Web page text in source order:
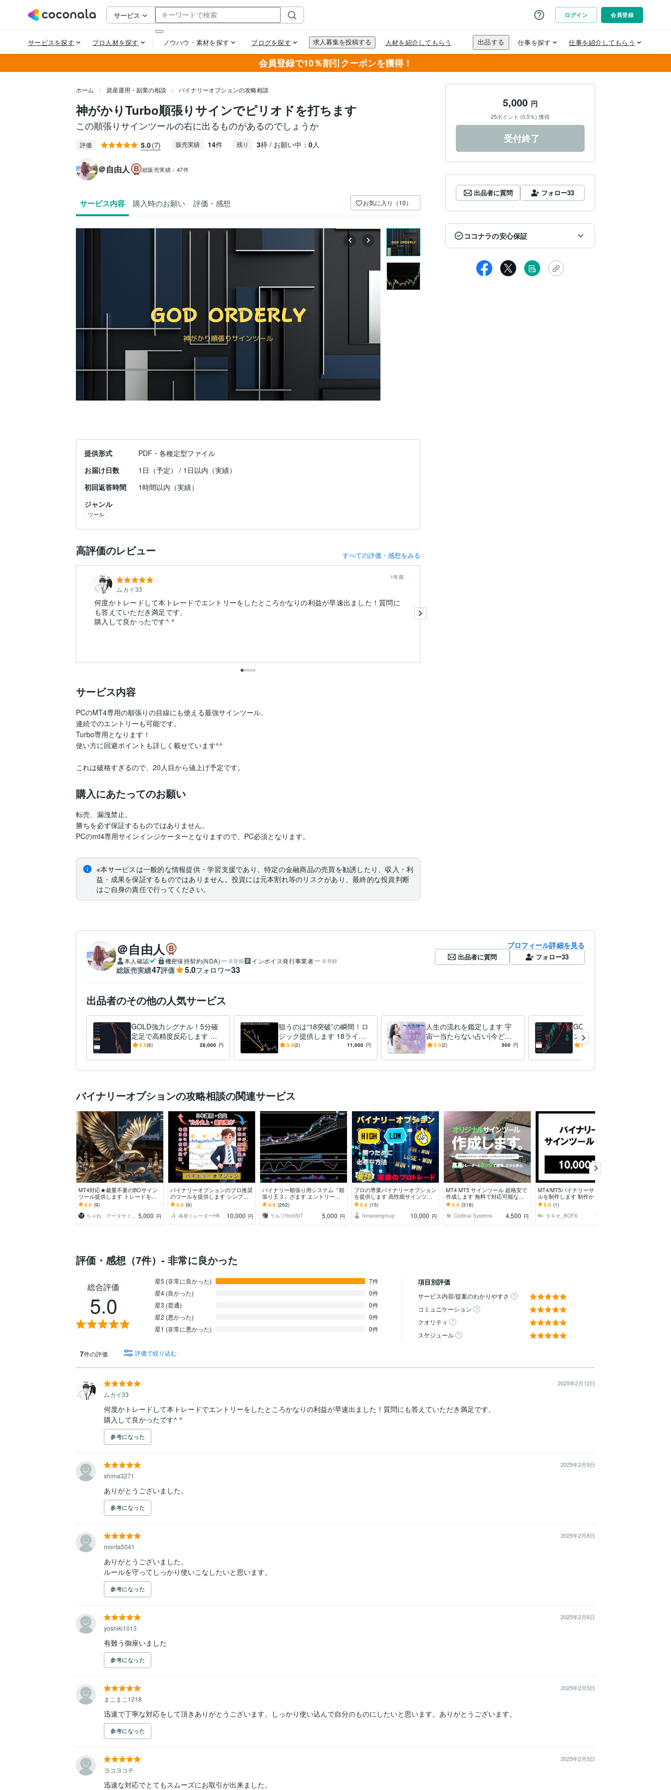
会員登録で10％割引クーポンを獲得！
ホーム 資産運用・副業の相談 バイナリーオプションの攻略相談
神がかりTurbo順張りサインでピリオドを打ちます
この順張りサインツールの右に出るものがあるのでしょうか
評価 5.0(7) 販売実績 14件 残り 3枠 / お願い中： 0人
＠自由人 総販売実績： 47件
サービス内容 購入時のお願い 評価・感想 お気に入り（10）
提供形式
PDF・各種定型ファイル
お届け日数
1日（予定） / 1日以内（実績）
初回返答時間
1時間以内（実績）
ジャンル
ツール
高評価のレビュー すべての評価・感想をみる
ムカイ33
1年前
何度かトレードして本トレードでエントリーをしたところかなりの利益が早速出ました！質問に
も答えていただき満足です。
購入して良かったです^ ^
サービス内容
PCのMT4専用の順張りの目線にも使える最強サインツール。
連続でのエントリーも可能です。
Turbo専用となります！
使い方に回避ポイントも詳しく載せています^︎^︎
これは破格すぎるので、20人目から値上げ予定です。
購入にあたってのお願い
転売、漏洩禁止。
勝ちを必ず保証するものではありません。
PCのmt4専用サインインジケーターとなりますので、PC必須となります。
※本サービスは一般的な情報提供・学習支援であり、特定の金融商品の売買を勧誘したり、収入・利
益・成果を保証するものではありません。投資には元本割れ等のリスクがあり、最終的な投資判断
はご自身の責任で行ってください。
5,000 円
25ポイント (0.5％) 獲得
受付終了
出品者に質問 フォロー33
ココナラの安心保証
＠自由人
本人確認 機密保持契約(NDA) 未登録 インボイス発行事業者 未登録
総販売実績47評価 5.0フォロワー33
プロフィール詳細を見る
出品者に質問 フォロー33
出品者のその他の人気サービス
GOLD強力シグナル！5分確
定足で高精度反応します 結
果が出すぎ公開を決意！裁量
5.0(6) 28,000 円
狙うのは“18突破”の瞬間！ロ
ジック提供します 18ライン
突破でトレンド初動を狙う！
5.0(2) 11,000 円
人生の流れを鑑定します 宇
宙一当たらない占い|今どこ
で迷っているか整理します
5.0(2) 500 円
GOLD特化強力スキャルサイ
ンツールを販売します 事前
発火サインで乗り遅れを防ぎ
5.0
バイナリーオプションの攻略相談の関連サービス
MT4対応★裁量不要のBOサイン
ツール提供します トレードをも
っとシンプルに。〜裁量いらずの
サインツール〜
5.0 (9)
ちゃね データサイエンティスト 5,000 円
バイナリーオプションのプロ推奨
のツールを提供します シンプル
に高精度なツールを使った長年の
トレード手法！
5.0 (9)
為替トレーダーHK
10,000 円
バイナリー順張り用システム『順
張り王３』ざます エントリーパ
ターン集付！19時～26時に取引
される方向け！!
4.9 (262)
ラルフfromSIT
5,000 円
プロの専業バイナリーオプション
を提供します 高性能サインツー
ルを組みわせたエントリーとトレ
ード手法
5.0 (15)
fxmastergroup
10,000 円
MT4 MT5 サインツール 超格安で
作成します 無料で対応可能な機
能多数！安心の《無料修正》サポ
ートあり
5.0 (318)
Codinal Systems
4,500 円
MT4/MT5バイナリーサインツー
ルを制作します 制作からTDSに
よる勝率検証・改善分析まで対応
5.0 (1)
タキオ_BOFX
10,000
評価・感想（7件）- 非常に良かった
総合評価
5.0
星5 (非常に良かった)
7件
星4 (良かった)
0件
星3 (普通)
0件
星2 (悪かった)
0件
星1 (非常に悪かった)
0件
項目別評価
サービス内容/提案のわかりやすさ
コミュニケーション
クオリティ
スケジュール
7件の評価 評価で絞り込む
2025年2月12日
ムカイ33
何度かトレードして本トレードでエントリーをしたところかなりの利益が早速出ました！質問にも答えていただき満足です。
購入して良かったです^ ^
参考になった
2025年2月9日
shima3271
ありがとうございました。
参考になった
2025年2月8日
monta5041
ありがとうございました。
ルールを守ってしっかり使いこなしたいと思います。
参考になった
2025年2月6日
yoshiki1013
有難う御座いました
参考になった
2025年2月5日
まこまこ1218
迅速で丁寧な対応をして頂きありがとうございます。しっかり使い込んで自分のものにしたいと思います。ありがとうございます。
参考になった
2025年2月5日
ヨコヨコチ
迅速な対応でとてもスムーズにお取引が出来ました。